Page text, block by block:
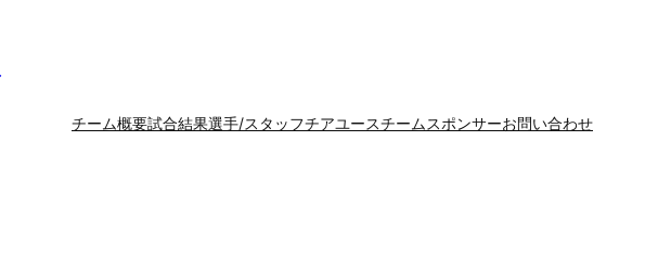
チーム概要試合結果選手/スタッフチアユースチームスポンサーお問い合わせ